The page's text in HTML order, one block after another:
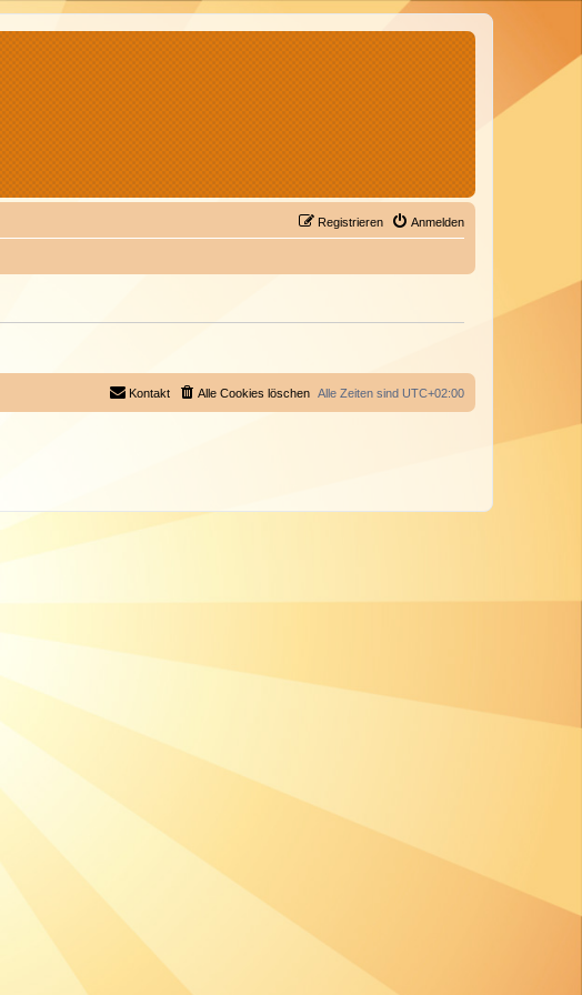
Anmelden
Registrieren
Alle Zeiten sind UTC+02:00
Alle Cookies löschen
Kontakt